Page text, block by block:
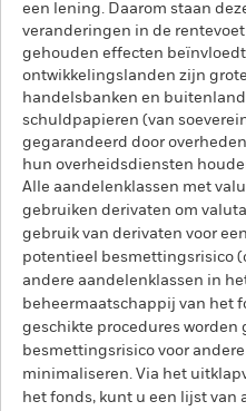
een lening. Daarom staan
veranderingen in de rentevoet
gehouden effecten
ontwikkelingslanden zijn
handelsbanken en
schuldpapieren (van
gegarandeerd door
hun overheidsdiensten
Alle aandelenklassen met
gebruiken derivaten om
gebruik van derivaten voor
potentieel besmettingsrisico
andere aandelenklassen in
beheermaatschappij van het
geschikte procedures worden
besmettingsrisico voor
minimaliseren. Via het
het fonds, kunt u een lijst van